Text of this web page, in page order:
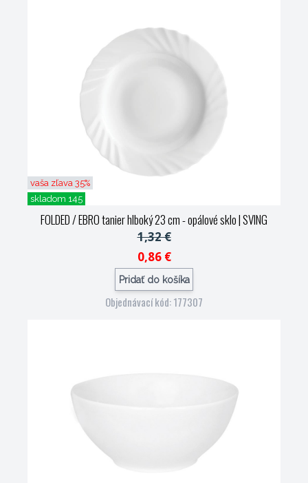
vaša zľava 35%
skladom 145
FOLDED / EBRO tanier hlboký 23 cm - opálové sklo| SVING
1,32 €
0,86 €
Pridať do košíka
Objednávací kód: 177307